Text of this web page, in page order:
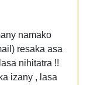
namako
resaka asa
nihitatra !!
izany , lasa